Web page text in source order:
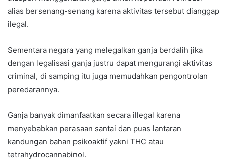
alias bersenang-senang karena aktivitas tersebut dianggap
ilegal.
Sementara negara yang melegalkan ganja berdalih jika
dengan legalisasi ganja justru dapat mengurangi aktivitas
criminal, di samping itu juga memudahkan pengontrolan
peredarannya.
Ganja banyak dimanfaatkan secara illegal karena
menyebabkan perasaan santai dan puas lantaran
kandungan bahan psikoaktif yakni THC atau
tetrahydrocannabinol.